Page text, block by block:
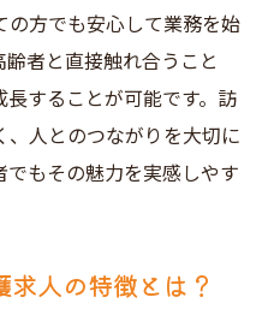
されるスキルと資格
の訪問介護求人の見つ
介護求人に必要な応募
の方でも安心して業務を始
者と直接触れ合うこと
することが可能です。訪
、人とのつながりを大切に
もその魅力を実感しやす
人の特徴とは？